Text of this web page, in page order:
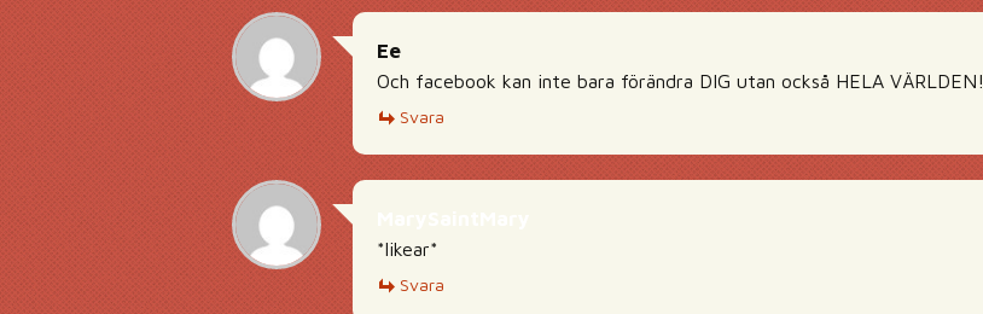
Ee
Och facebook kan inte bara förändra DIG utan också HELA VÄRLDEN!
Svara
*likear*
Svara